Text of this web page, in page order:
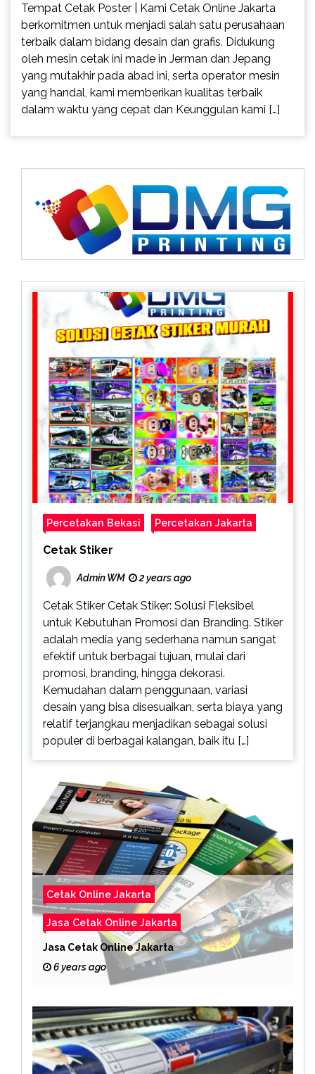
Tempat Cetak Poster | Kami Cetak Online Jakarta
berkomitmen untuk menjadi salah satu perusahaan
terbaik dalam bidang desain dan grafis. Didukung
oleh mesin cetak ini made in Jerman dan Jepang
yang mutakhir pada abad ini, serta operator mesin
yang handal, kami memberikan kualitas terbaik
dalam waktu yang cepat dan Keunggulan kami […]
Percetakan Bekasi Percetakan Jakarta
Cetak Stiker
Admin WM 2 years ago
Cetak Stiker Cetak Stiker: Solusi Fleksibel
untuk Kebutuhan Promosi dan Branding. Stiker
adalah media yang sederhana namun sangat
efektif untuk berbagai tujuan, mulai dari
promosi, branding, hingga dekorasi.
Kemudahan dalam penggunaan, variasi
desain yang bisa disesuaikan, serta biaya yang
relatif terjangkau menjadikan sebagai solusi
populer di berbagai kalangan, baik itu […]
Cetak Online Jakarta
Jasa Cetak Online Jakarta
Jasa Cetak Online Jakarta
6 years ago